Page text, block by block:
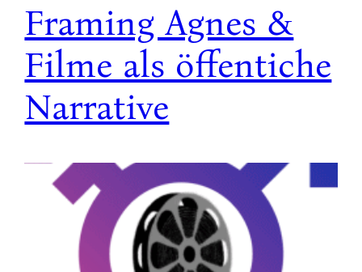
Framing Agnes &
Filme als öffentiche
Narrative